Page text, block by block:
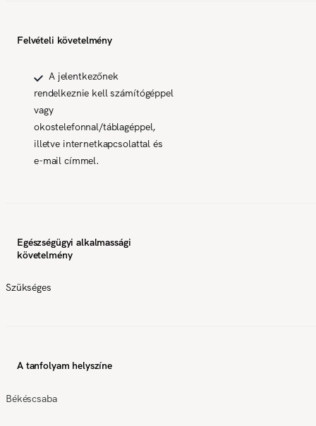
Felvételi követelmény
A jelentkezőnek
rendelkeznie kell számítógéppel
vagy
okostelefonnal/táblagéppel,
illetve internetkapcsolattal és
e-mail címmel.
Egészségügyi alkalmassági
követelmény
Szükséges
A tanfolyam helyszíne
Békéscsaba